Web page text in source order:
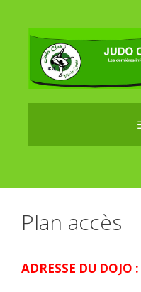
contenu
Plan accès
ADRESSE DU DOJO :